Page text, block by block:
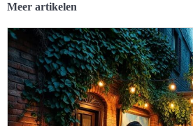
Meer artikelen